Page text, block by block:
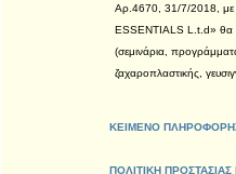
Αρ.4670, 31/7/2018, με
ESSENTIALS L.t.d» θα
(σεμινάρια,
ζαχαροπλαστικής,
ΚΕΙΜΕΝΟ
ΠΟΛΙΤΙΚΗ